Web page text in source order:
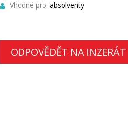
Vhodné pro: absolventy
ODPOVĚDĚT NA INZERÁT